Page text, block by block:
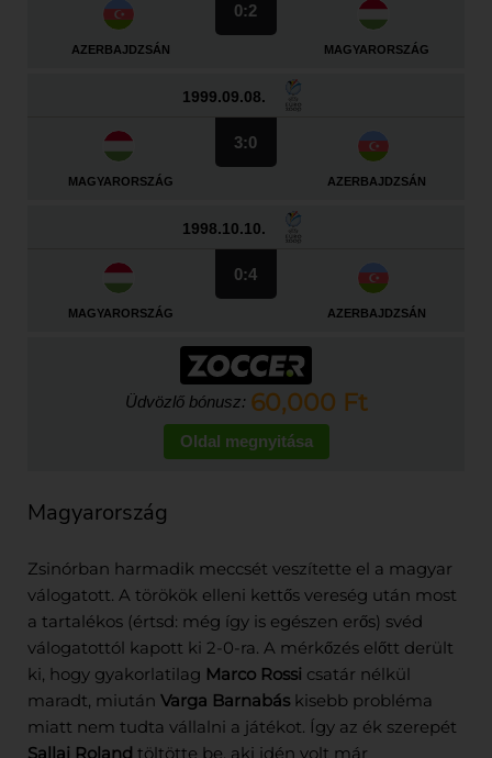
AZERBAJDZSÁN
0:2
MAGYARORSZÁG
1999.09.08.
MAGYARORSZÁG
3:0
AZERBAJDZSÁN
1998.10.10.
MAGYARORSZÁG
0:4
AZERBAJDZSÁN
Üdvözlő bónusz: 60,000 Ft
Oldal megnyitása
Magyarország
Zsinórban harmadik meccsét veszítette el a magyar
válogatott. A törökök elleni kettős vereség után most
a tartalékos (értsd: még így is egészen erős) svéd
válogatottól kapott ki 2-0-ra. A mérkőzés előtt derült
ki, hogy gyakorlatilag Marco Rossi csatár nélkül
maradt, miután Varga Barnabás kisebb probléma
miatt nem tudta vállalni a játékot. Így az ék szerepét
Sallai Roland töltötte be, aki idén volt már